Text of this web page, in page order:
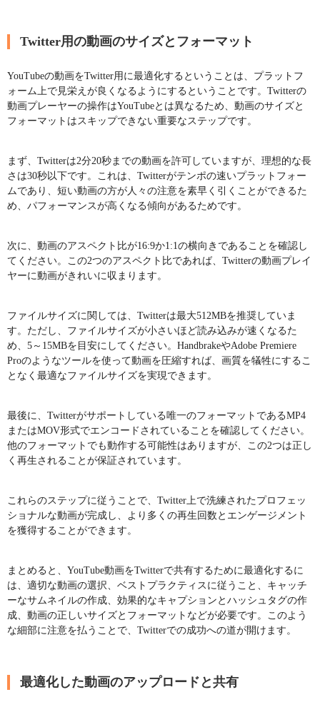
Twitter用の動画のサイズとフォーマット
YouTubeの動画をTwitter用に最適化するということは、プラットフ
ォーム上で見栄えが良くなるようにするということです。Twitterの
動画プレーヤーの操作はYouTubeとは異なるため、動画のサイズと
フォーマットはスキップできない重要なステップです。
まず、Twitterは2分20秒までの動画を許可していますが、理想的な長
さは30秒以下です。これは、Twitterがテンポの速いプラットフォー
ムであり、短い動画の方が人々の注意を素早く引くことができるた
め、パフォーマンスが高くなる傾向があるためです。
次に、動画のアスペクト比が16:9か1:1の横向きであることを確認し
てください。この2つのアスペクト比であれば、Twitterの動画プレイ
ヤーに動画がきれいに収まります。
ファイルサイズに関しては、Twitterは最大512MBを推奨していま
す。ただし、ファイルサイズが小さいほど読み込みが速くなるた
め、5～15MBを目安にしてください。HandbrakeやAdobe Premiere
Proのようなツールを使って動画を圧縮すれば、画質を犠牲にするこ
となく最適なファイルサイズを実現できます。
最後に、Twitterがサポートしている唯一のフォーマットであるMP4
またはMOV形式でエンコードされていることを確認してください。
他のフォーマットでも動作する可能性はありますが、この2つは正し
く再生されることが保証されています。
これらのステップに従うことで、Twitter上で洗練されたプロフェッ
ショナルな動画が完成し、より多くの再生回数とエンゲージメント
を獲得することができます。
まとめると、YouTube動画をTwitterで共有するために最適化するに
は、適切な動画の選択、ベストプラクティスに従うこと、キャッチ
ーなサムネイルの作成、効果的なキャプションとハッシュタグの作
成、動画の正しいサイズとフォーマットなどが必要です。このよう
な細部に注意を払うことで、Twitterでの成功への道が開けます。
最適化した動画のアップロードと共有